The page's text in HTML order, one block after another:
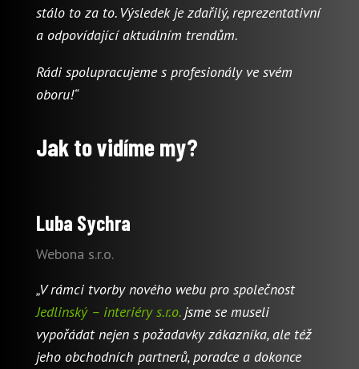
stálo to za to. Výsledek je zdařilý, reprezentativní
a odpovídající aktuálním trendům.
Rádi spolupracujeme s profesionály ve svém
oboru!“
Jak to vidíme my?
Luba Sychra
Webona s.r.o.
„V rámci tvorby nového webu pro společnost
Jedlinský – interiéry s.r.o.jsme se museli
vypořádat nejen s požadavky zákazníka, ale též
jeho obchodních partnerů, poradce a dokonce